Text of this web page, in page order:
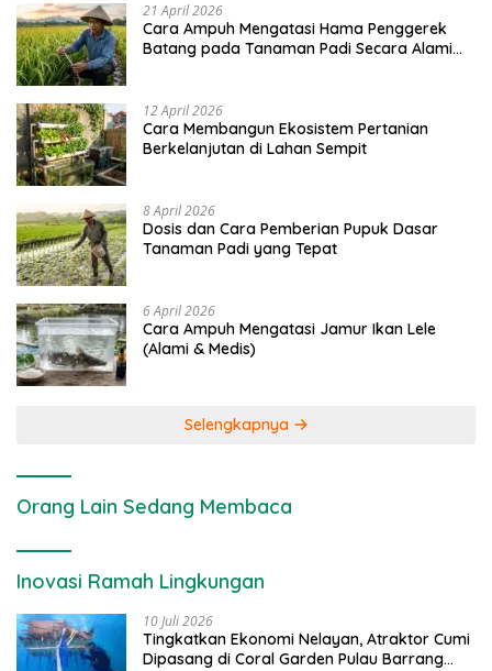
21 April 2026
Cara Ampuh Mengatasi Hama Penggerek
Batang pada Tanaman Padi Secara Alami
12 April 2026
Cara Membangun Ekosistem Pertanian
Berkelanjutan di Lahan Sempit
8 April 2026
Dosis dan Cara Pemberian Pupuk Dasar
Tanaman Padi yang Tepat
6 April 2026
Cara Ampuh Mengatasi Jamur Ikan Lele
(Alami & Medis)
Selengkapnya
Orang Lain Sedang Membaca
Inovasi Ramah Lingkungan
10 Juli 2026
Tingkatkan Ekonomi Nelayan, Atraktor Cumi
Dipasang di Coral Garden Pulau Barrang